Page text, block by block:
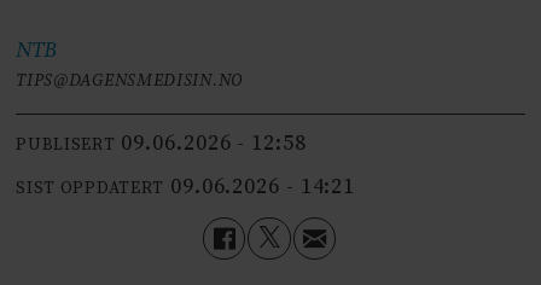
NTB
TIPS@DAGENSMEDISIN.NO
PUBLISERT 09.06.2026 - 12:58
SIST OPPDATERT 09.06.2026 - 14:21